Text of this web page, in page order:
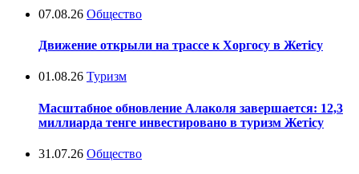
07.08.26 Общество
Движение открыли на трассе к Хоргосу в Жетісу
01.08.26 Туризм
Масштабное обновление Алаколя завершается: 12,3
миллиарда тенге инвестировано в туризм Жетісу
31.07.26 Общество